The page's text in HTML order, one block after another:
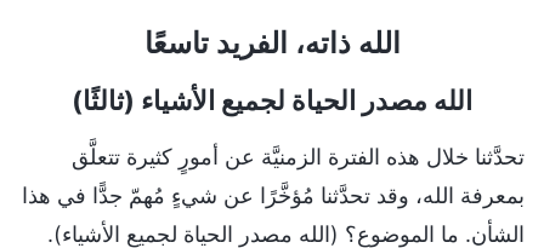
الله ذاته، الفريد تاسعًا
الله مصدر الحياة لجميع الأشياء (ثالثًا)
تحدَّثنا خلال هذه الفترة الزمنيَّة عن أمورٍ كثيرة تتعلَّق
بمعرفة الله، وقد تحدَّثنا مُؤخَّرًا عن شيءٍ مُهمّ جدًّا في هذا
الشأن. ما الموضوع؟ (الله مصدر الحياة لجميع الأشياء).